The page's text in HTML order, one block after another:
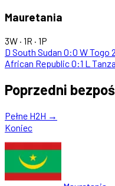
Mauretania
3W · 1R · 1P
D South Sudan 0:0 WTogo
African Republic0:1 L
Poprzedni
Pełne H2H →
Koniec